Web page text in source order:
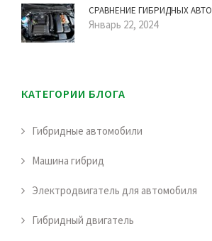
СРАВНЕНИЕ ГИБРИДНЫХ
Январь 22, 2024
КАТЕГОРИИ БЛОГА
Гибридные автомобили
Машина гибрид
Электродвигатель для автомобиля
Гибридный двигатель